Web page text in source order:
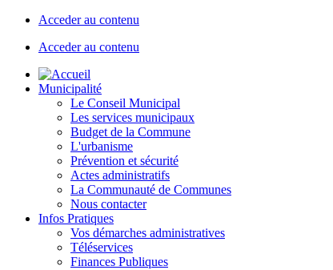
Acceder au contenu
Acceder au contenu
Municipalité
Le Conseil Municipal
Les services municipaux
Budget de la Commune
L'urbanisme
Prévention et sécurité
Actes administratifs
La Communauté de Communes
Nous contacter
Infos Pratiques
Vos démarches administratives
Téléservices
Finances Publiques